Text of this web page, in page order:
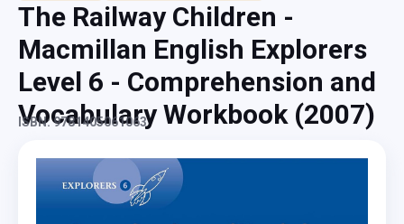
The Railway Children -
Macmillan English Explorers
Level 6 - Comprehension and
Vocabulary Workbook (2007)
ISBN: 9781405061063